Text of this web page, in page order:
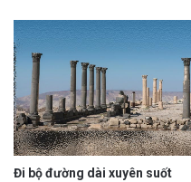
Đi bộ đường dài xuyên suốt